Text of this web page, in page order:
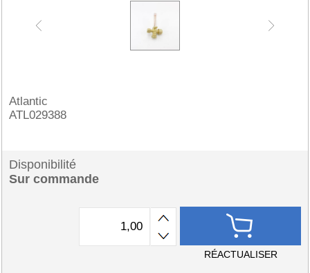
Atlantic
ATL029388
Disponibilité
Sur commande
RÉACTUALISER